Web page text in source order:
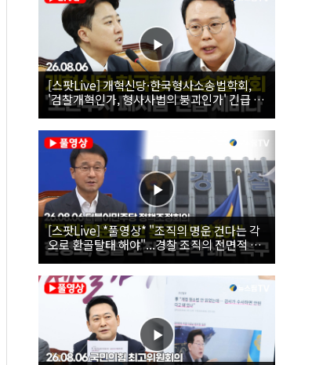
[스팟Live] 개혁신당·한국형사소송법학회,
'검찰개혁인가, 형사사법의 붕괴인가' 긴급 세
미나｜26.08.06
[스팟Live] *풀영상* "조직의 명운 건다는 각
오로 환골탈태 해야"...경찰 조직의 전면적 쇄
신 촉구한 한병도 | 26.08.06 더불어민주당 정
책조정회의